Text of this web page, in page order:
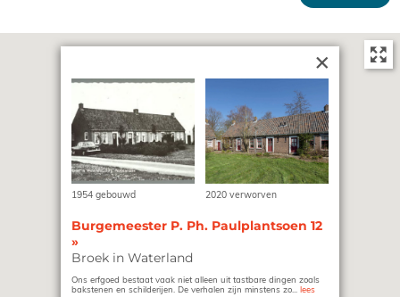
1954 gebouwd 2020 verworven
Burgemeester P. Ph. Paulplantsoen 12
»
Broek in Waterland
Ons erfgoed bestaat vaak niet alleen uit tastbare dingen zoals
bakstenen en schilderijen. De verhalen zijn minstens zo... lees